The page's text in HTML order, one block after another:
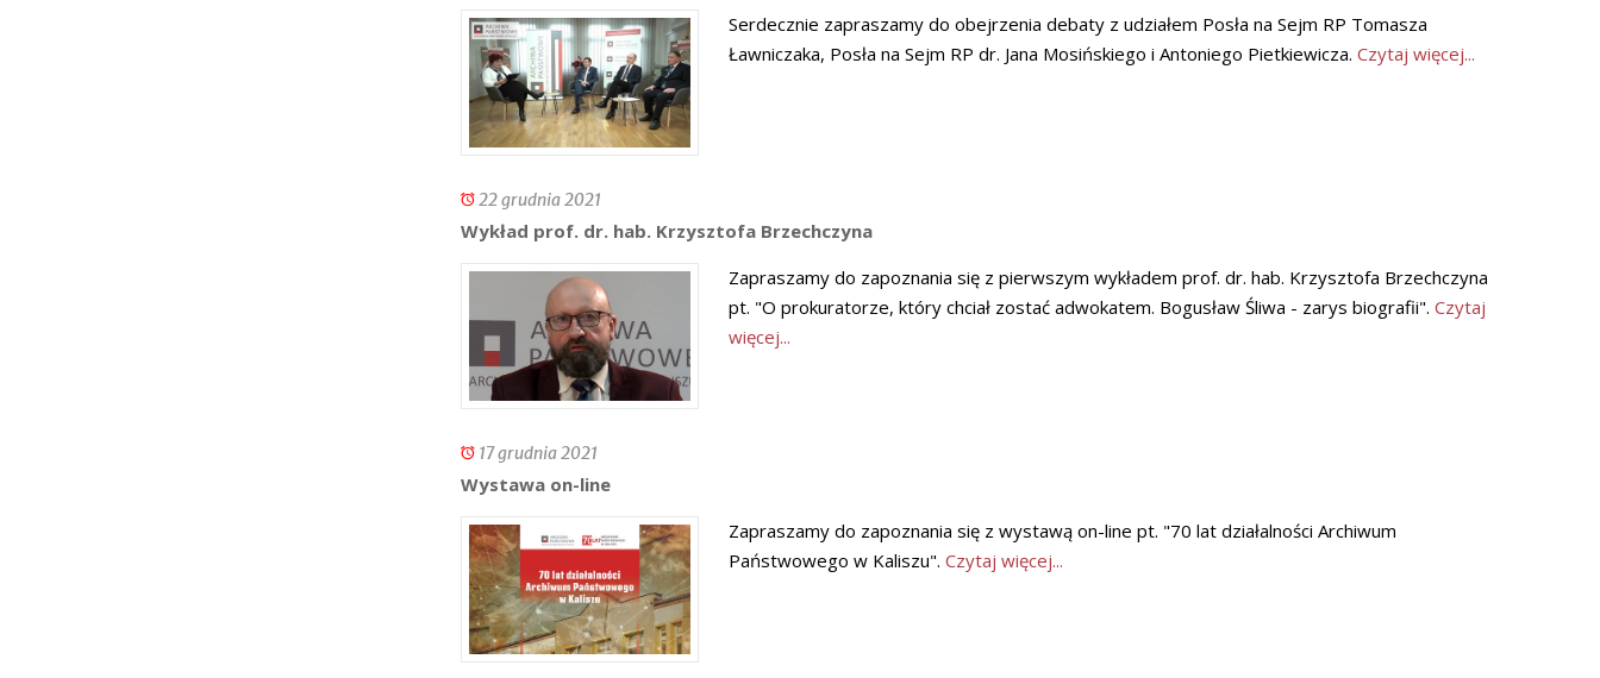
Serdecznie zapraszamy do obejrzenia debaty z udziałem Posła na Sejm RP Tomasza
Ławniczaka, Posła na Sejm RP dr. Jana Mosińskiego i Antoniego Pietkiewicza. Czytaj więcej...
22 grudnia 2021
Wykład prof. dr. hab. Krzysztofa Brzechczyna
Zapraszamy do zapoznania się z pierwszym wykładem prof. dr. hab. Krzysztofa Brzechczyna
pt. "O prokuratorze, który chciał zostać adwokatem. Bogusław Śliwa - zarys biografii". Czytaj
więcej...
17 grudnia 2021
Wystawa on-line
Zapraszamy do zapoznania się z wystawą on-line pt. "70 lat działalności Archiwum
Państwowego w Kaliszu". Czytaj więcej...